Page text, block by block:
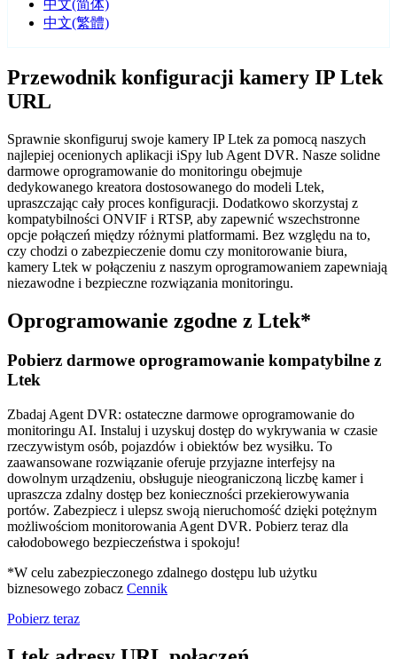
中文(简体)
中文(繁體)
Przewodnik konfiguracji kamery IP Ltek
URL
Sprawnie skonfiguruj swoje kamery IP Ltek za pomocą naszych
najlepiej ocenionych aplikacji iSpy lub Agent DVR. Nasze solidne
darmowe oprogramowanie do monitoringu obejmuje
dedykowanego kreatora dostosowanego do modeli Ltek,
upraszczając cały proces konfiguracji. Dodatkowo skorzystaj z
kompatybilności ONVIF i RTSP, aby zapewnić wszechstronne
opcje połączeń między różnymi platformami. Bez względu na to,
czy chodzi o zabezpieczenie domu czy monitorowanie biura,
kamery Ltek w połączeniu z naszym oprogramowaniem zapewniają
niezawodne i bezpieczne rozwiązania monitoringu.
Oprogramowanie zgodne z Ltek*
Pobierz darmowe oprogramowanie kompatybilne z
Ltek
Zbadaj Agent DVR: ostateczne darmowe oprogramowanie do
monitoringu AI. Instaluj i uzyskuj dostęp do wykrywania w czasie
rzeczywistym osób, pojazdów i obiektów bez wysiłku. To
zaawansowane rozwiązanie oferuje przyjazne interfejsy na
dowolnym urządzeniu, obsługuje nieograniczoną liczbę kamer i
upraszcza zdalny dostęp bez konieczności przekierowywania
portów. Zabezpiecz i ulepsz swoją nieruchomość dzięki potężnym
możliwościom monitorowania Agent DVR. Pobierz teraz dla
całodobowego bezpieczeństwa i spokoju!
*W celu zabezpieczonego zdalnego dostępu lub użytku
biznesowego zobacz Cennik
Pobierz teraz